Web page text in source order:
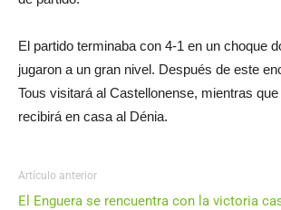
El partido terminaba con 4-1 en un choque
jugaron a un gran nivel. Después de este
Tous visitará al Castellonense, mientras
recibirá en casa al Dénia.
Artículo anterior
El Enguera se rencuentra con la victoria